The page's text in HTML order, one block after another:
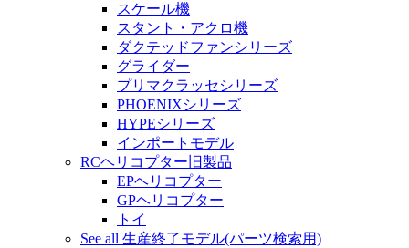
スケール機
スタント・アクロ機
ダクテッドファンシリーズ
グライダー
プリマクラッセシリーズ
PHOENIXシリーズ
HYPEシリーズ
インポートモデル
RCヘリコプター旧製品
EPヘリコプター
GPヘリコプター
トイ
See all 生産終了モデル(パーツ検索用)